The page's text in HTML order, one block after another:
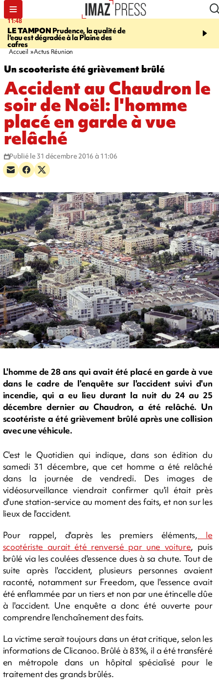
11:48
LE TAMPON Prudence, la qualité de
l'eau est dégradée à la Plaine des
cafres
12:48
Cap Lahoussaye du 10
Accueil Actus Réunion
Un scooteriste été grièvement brûlé
Accident au Chaudron le
soir de Noël: l'homme
placé en garde à vue
relâché
Publié le 31 décembre 2016 à 11:06
L'homme de 28 ans qui avait été placé en garde à vue
dans le cadre de l'enquête sur l'accident suivi d'un
incendie, qui a eu lieu durant la nuit du 24 au 25
décembre dernier au Chaudron, a été relâché. Un
scootériste a été grièvement brûlé après une collision
avec une véhicule.
C'est le Quotidien qui indique, dans son édition du
samedi 31 décembre, que cet homme a été relâché
dans la journée de vendredi. Des images de
vidéosurveillance viendrait confirmer qu'il était près
d'une station-service au moment des faits, et non sur les
lieux de l'accident.
Pour rappel, d'après les premiers éléments, le
scootériste aurait été renversé par une voiture, puis
brûlé via les coulées d'essence dues à sa chute. Tout de
suite après l'accident, plusieurs personnes avaient
raconté, notamment sur Freedom, que l'essence avait
été enflammée par un tiers et non par une étincelle dûe
à l'accident. Une enquête a donc été ouverte pour
comprendre l'enchaînement des faits.
La victime serait toujours dans un état critique, selon les
informations de Clicanoo. Brûlé à 83%, il a été transféré
en métropole dans un hôpital spécialisé pour le
traitement des grands brûlés.